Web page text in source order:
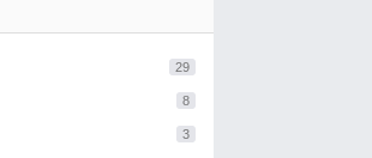
29
8
3